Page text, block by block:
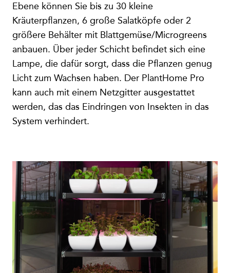
Ebene können Sie bis zu 30 kleine
Kräuterpflanzen, 6 große Salatköpfe oder 2
größere Behälter mit Blattgemüse/Microgreens
anbauen. Über jeder Schicht befindet sich eine
Lampe, die dafür sorgt, dass die Pflanzen genug
Licht zum Wachsen haben. Der PlantHome Pro
kann auch mit einem Netzgitter ausgestattet
werden, das das Eindringen von Insekten in das
System verhindert.